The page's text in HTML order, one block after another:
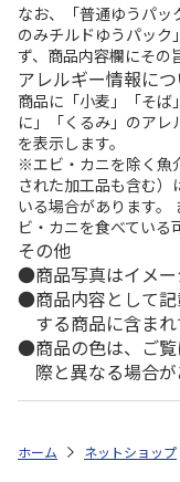
なお、「普通ゆうパ
のみチルドゆうパック
ず、商品内容欄にその
アレルギー情報に
商品に「小麦」「そば
に」「くるみ」のア
を表示します。
※エビ・カニを除く魚
された加工品も含む）
いる場合があります。
ビ・カニを食べている
その他
商品写真はイメー
商品内容として
する商品に含まれ
商品の色は、ご
際と異なる場合が
ホーム ネットショップ